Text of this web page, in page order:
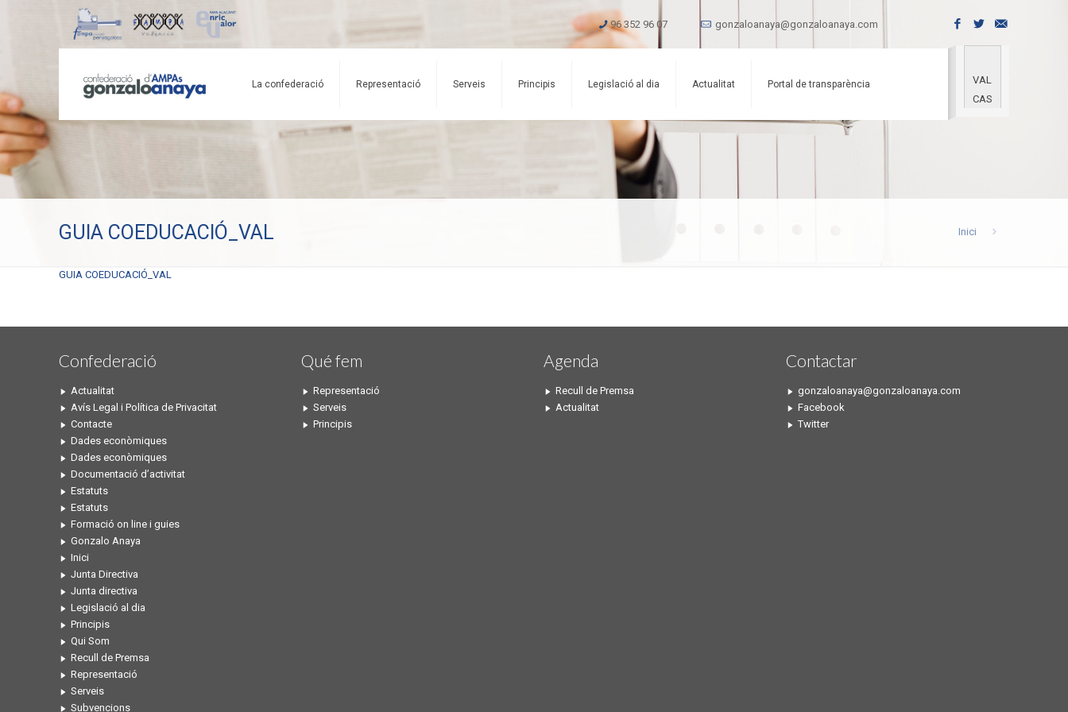
96 352 96 07 gonzaloanaya@gonzaloanaya.com
La confederació Representació Serveis Principis Legislació al dia Actualitat Portal de transparència
VAL
CAS
GUIA COEDUCACIÓ_VAL Inici
GUIA COEDUCACIÓ_VAL
Confederació
Actualitat
Avís Legal i Política de Privacitat
Contacte
Dades econòmiques
Dades econòmiques
Documentació d’activitat
Estatuts
Estatuts
Formació on line i guies
Gonzalo Anaya
Inici
Junta Directiva
Junta directiva
Legislació al dia
Principis
Qui Som
Recull de Premsa
Representació
Serveis
Subvencions
Qué fem
Representació
Serveis
Principis
Agenda
Recull de Premsa
Actualitat
Contactar
gonzaloanaya@gonzaloanaya.com
Facebook
Twitter